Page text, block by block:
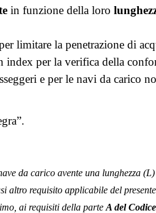
in funzione della loro
limitare la penetrazione di
per la verifica della
e per le navi da
da carico avente una lunghezza
altro requisito applicabile del
ai requisiti della parteA del